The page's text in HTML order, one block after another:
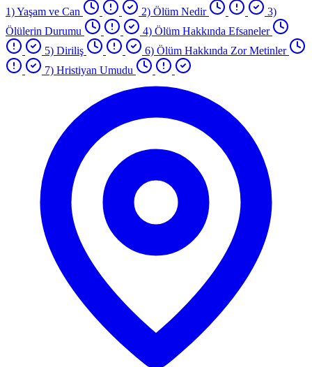
1) Yaşam ve Can 2) Ölüm Nedir
3)
Ölülerin Durumu
4) Ölüm Hakkında Efsaneler
5) Diriliş
6) Ölüm Hakkında Zor Metinler
7) Hristiyan Umudu